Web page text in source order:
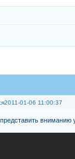
2011-01-06 11:00:37
представить